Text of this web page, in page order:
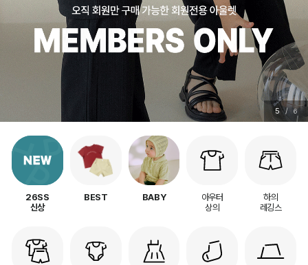
5 / 6
26SS
신상
BEST BABY
아우터
상의
하의
레깅스